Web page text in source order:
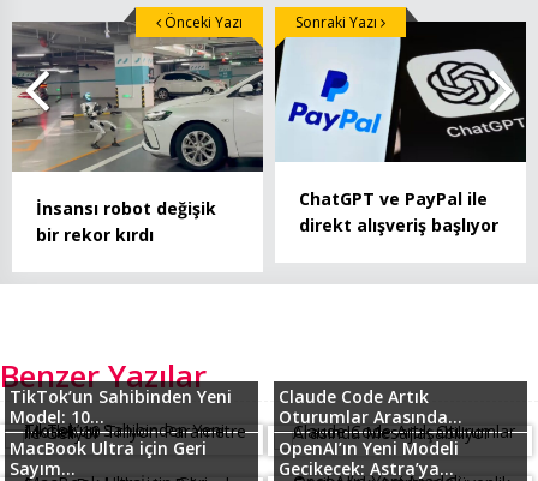
İnsansı robot değişik
bir rekor kırdı
Önceki Yazı
ChatGPT ve PayPal ile
direkt alışveriş başlıyor
Sonraki Yazı
Benzer Yazılar
TikTok’un Sahibinden Yeni
Model: 10...
Claude Code Artık
Oturumlar Arasında...
MacBook Ultra için Geri
Sayım...
OpenAI’ın Yeni Modeli
Gecikecek: Astra’ya...